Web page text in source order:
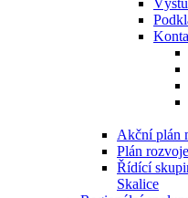
Akční plán
Plán
Řídící
Skalice